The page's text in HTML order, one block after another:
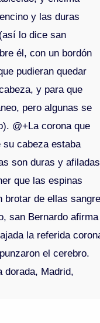
y las duras
lo dice san
él, con un bordón
pudieran quedar
y para que
pero algunas se
@+La corona que
su cabeza estaba
son duras y afiladas
que las espinas
brotar de ellas
san Bernardo afirma
la referida
el cerebro.
dorada, Madrid,